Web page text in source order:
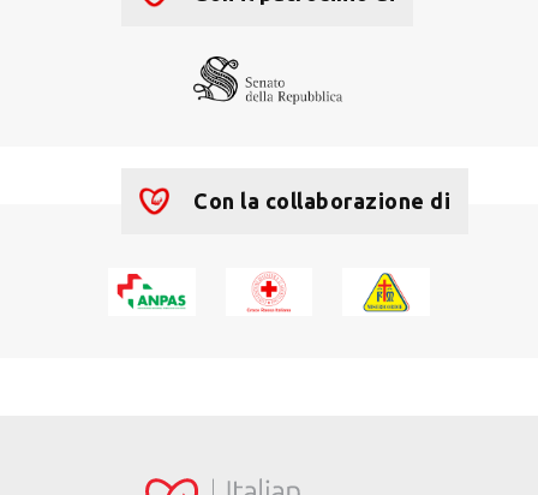
Con la collaborazione di